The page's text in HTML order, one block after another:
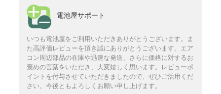
電池屋サポート
いつも電池屋をご利用いただきありがとうございます。ま
た高評価レビューを頂き誠にありがとうございます。エア
コン周辺部品の在庫や迅速な発送、さらに価格に対するお
褒めの言葉をいただき、大変嬉しく思います。レビューポ
イントを付与させていただきましたので、ぜひご活用くだ
さい。今後ともよろしくお願い申し上げます。